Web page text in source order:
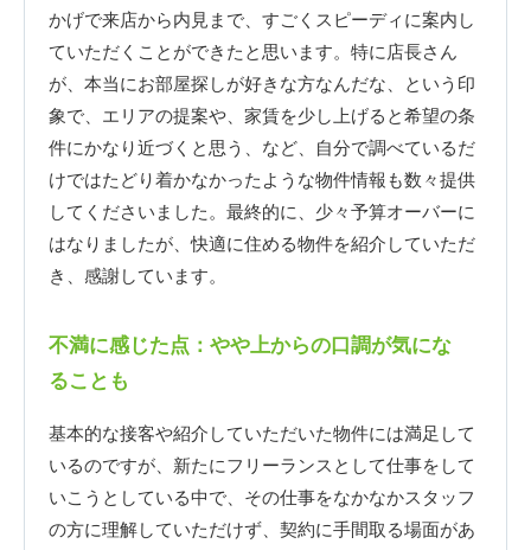
かげで来店から内見まで、すごくスピーディに案内し
ていただくことができたと思います。特に店長さん
が、本当にお部屋探しが好きな方なんだな、という印
象で、エリアの提案や、家賃を少し上げると希望の条
件にかなり近づくと思う、など、自分で調べているだ
けではたどり着かなかったような物件情報も数々提供
してくださいました。最終的に、少々予算オーバーに
はなりましたが、快適に住める物件を紹介していただ
き、感謝しています。
不満に感じた点：やや上からの口調が気にな
ることも
基本的な接客や紹介していただいた物件には満足して
いるのですが、新たにフリーランスとして仕事をして
いこうとしている中で、その仕事をなかなかスタッフ
の方に理解していただけず、契約に手間取る場面があ